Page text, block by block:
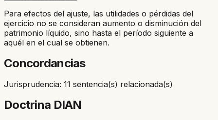
Para efectos del ajuste, las utilidades o pérdidas del
ejercicio no se consideran aumento o disminución del
patrimonio líquido, sino hasta el período siguiente a
aquél en el cual se obtienen.
Concordancias
Jurisprudencia: 11 sentencia(s) relacionada(s)
Doctrina DIAN